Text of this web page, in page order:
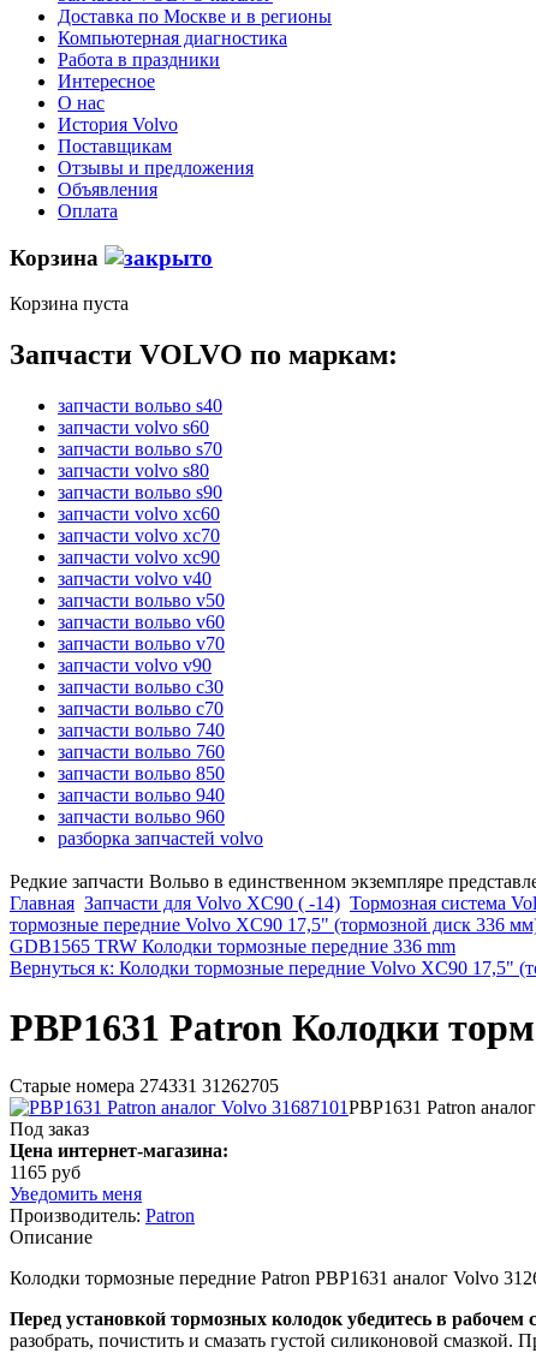
Доставка по Москве и в регионы
Компьютерная диагностика
Работа в праздники
Интересное
О нас
История Volvo
Поставщикам
Отзывы и предложения
Объявления
Оплата
Корзина
Корзина пуста
Запчасти VOLVO по маркам:
запчасти вольво s40
запчасти volvo s60
запчасти вольво s70
запчасти volvo s80
запчасти вольво s90
запчасти volvo xc60
запчасти volvo xc70
запчасти volvo xc90
запчасти volvo v40
запчасти вольво v50
запчасти вольво v60
запчасти вольво v70
запчасти volvo v90
запчасти вольво c30
запчасти вольво c70
запчасти вольво 740
запчасти вольво 760
запчасти вольво 850
запчасти вольво 940
запчасти вольво 960
разборка запчастей volvo
Редкие запчасти Вольво в единственном экземпляре
Главная Запчасти для Volvo XC90 ( -14) Тормозная система
тормозные передние Volvo XC90 17,5" (тормозной диск 336
GDB1565 TRW Колодки тормозные передние 336 mm
Вернуться к: Колодки тормозные передние Volvo XC90 17,5"
PBP1631 Patron Колодки
Старые номера 274331 31262705
PBP1631 Patron
Под заказ
Цена интернет-магазина:
1165 руб
Уведомить меня
Производитель: Patron
Описание
Колодки тормозные передние Patron PBP1631 аналог Volvo
Перед установкой тормозных колодок убедитесь в рабочем
разобрать, почистить и смазать густой силиконовой